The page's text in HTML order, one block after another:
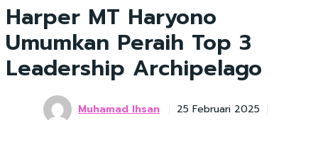
Harper MT Haryono
Umumkan Peraih Top 3
Leadership Archipelago
Muhamad Ihsan 25 Februari 2025